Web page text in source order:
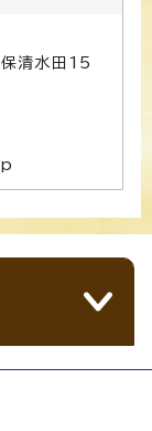
清水田15